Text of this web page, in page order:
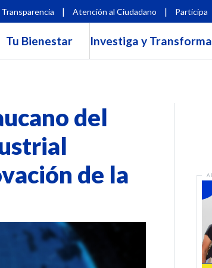
Transparencia | Atención al Ciudadano | Participa
Tu Bienestar Investiga y Transforma
del
de la